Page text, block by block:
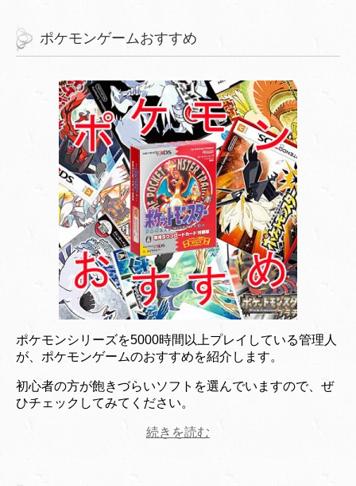
ポケモンゲームおすすめ
ポケモンシリーズを5000時間以上プレイしている管理人
が、ポケモンゲームのおすすめを紹介します。
初心者の方が飽きづらいソフトを選んでいますので、ぜ
ひチェックしてみてください。
続きを読む